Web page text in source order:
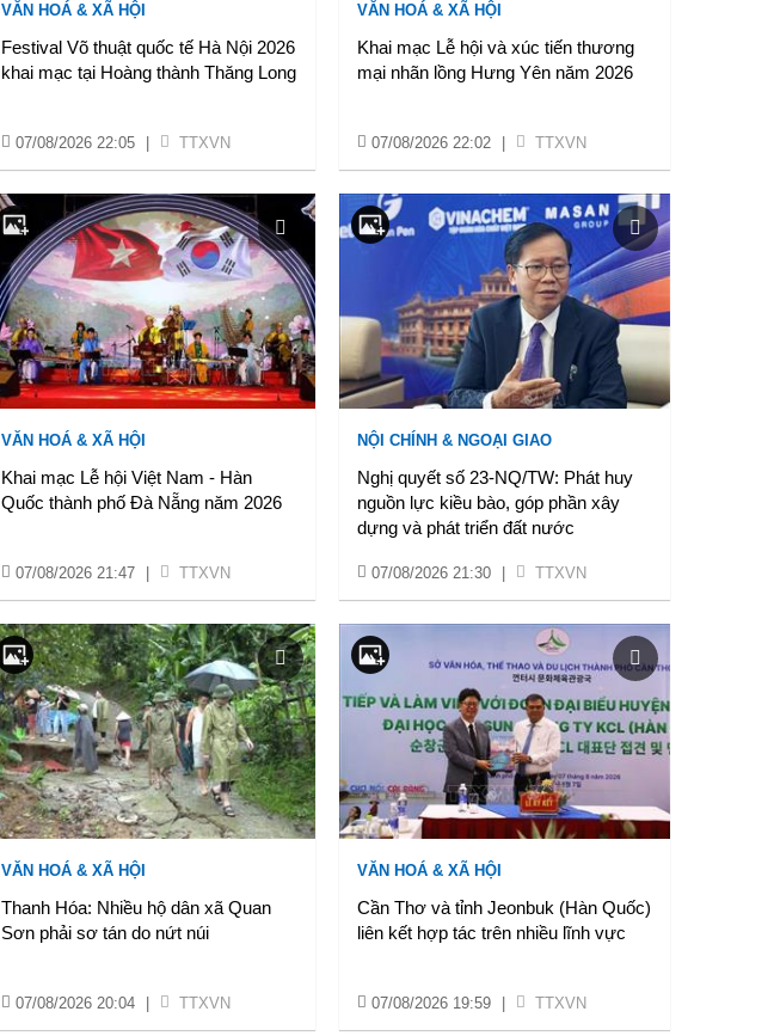
VĂN HOÁ & XÃ HỘI
Festival Võ thuật quốc tế Hà Nội 2026
khai mạc tại Hoàng thành Thăng Long
07/08/2026 22:05 TTXVN
VĂN HOÁ & XÃ HỘI
Khai mạc Lễ hội và xúc tiến thương
mại nhãn lồng Hưng Yên năm 2026
07/08/2026 22:02 TTXVN
VĂN HOÁ & XÃ HỘI
Khai mạc Lễ hội Việt Nam - Hàn
Quốc thành phố Đà Nẵng năm 2026
07/08/2026 21:47 TTXVN
NỘI CHÍNH & NGOẠI GIAO
Nghị quyết số 23-NQ/TW: Phát huy
nguồn lực kiều bào, góp phần xây
dựng và phát triển đất nước
07/08/2026 21:30 TTXVN
VĂN HOÁ & XÃ HỘI
Thanh Hóa: Nhiều hộ dân xã Quan
Sơn phải sơ tán do nứt núi
07/08/2026 20:04 TTXVN
VĂN HOÁ & XÃ HỘI
Cần Thơ và tỉnh Jeonbuk (Hàn Quốc)
liên kết hợp tác trên nhiều lĩnh vực
07/08/2026 19:59 TTXVN